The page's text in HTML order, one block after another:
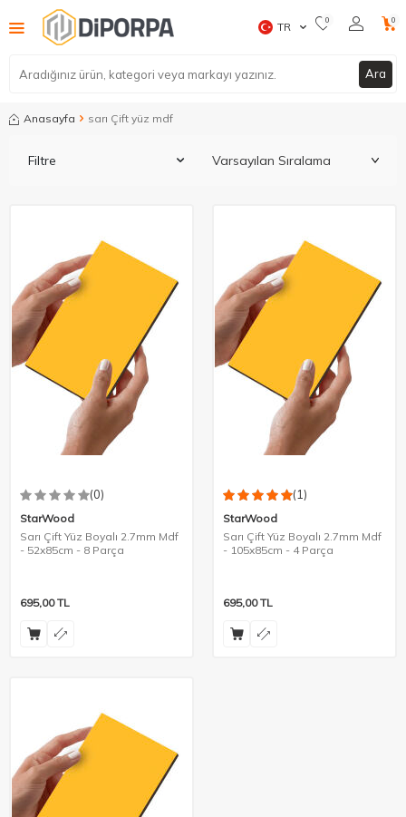
Ara
TR 0 0
Anasayfa sarı Çift yüz mdf
Filtre
(0)
StarWood
Sarı Çift Yüz Boyalı 2.7mm Mdf
- 52x85cm - 8 Parça
695,00TL
(1)
StarWood
Sarı Çift Yüz Boyalı 2.7mm Mdf
- 105x85cm - 4 Parça
695,00TL